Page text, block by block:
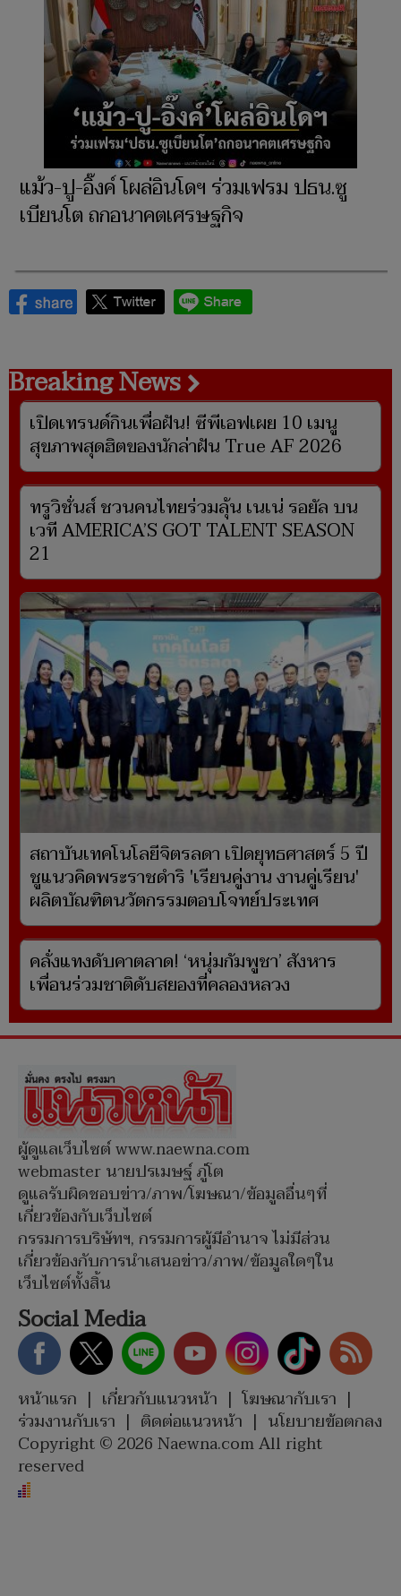
แม้ว-ปู-อิ๊งค์ โผล่อินโดฯ ร่วมเฟรม ปธน.ซู
เบียนโต ถกอนาคตเศรษฐกิจ
Breaking News
เปิดเทรนด์กินเพื่อฝัน! ซีพีเอฟเผย 10 เมนู
สุขภาพสุดฮิตของนักล่าฝัน True AF 2026
ทรูวิชั่นส์ ชวนคนไทยร่วมลุ้น เนเน่ รอยัล บน
เวที AMERICA’S GOT TALENT SEASON
21
สถาบันเทคโนโลยีจิตรลดา เปิดยุทธศาสตร์ 5 ปี
ชูแนวคิดพระราชดำริ 'เรียนคู่งาน งานคู่เรียน'
ผลิตบัณฑิตนวัตกรรมตอบโจทย์ประเทศ
คลั่งแทงดับคาตลาด! ‘หนุ่มกัมพูชา’ สังหาร
เพื่อนร่วมชาติดับสยองที่คลองหลวง
ผู้ดูแลเว็บไซต์ www.naewna.com
webmaster นายปรเมษฐ์ ภู่โต
ดูแลรับผิดชอบข่าว/ภาพ/โฆษณา/ข้อมูลอื่นๆที่
เกี่ยวข้องกับเว็บไซต์
กรรมการบริษัทฯ, กรรมการผู้มีอำนาจ ไม่มีส่วน
เกี่ยวข้องกับการนำเสนอข่าว/ภาพ/ข้อมูลใดๆใน
เว็บไซต์ทั้งสิ้น
Social Media
หน้าแรก | เกี่ยวกับแนวหน้า | โฆษณากับเรา |
ร่วมงานกับเรา | ติดต่อแนวหน้า | นโยบายข้อตกลง
Copyright © 2026 Naewna.com All right
reserved